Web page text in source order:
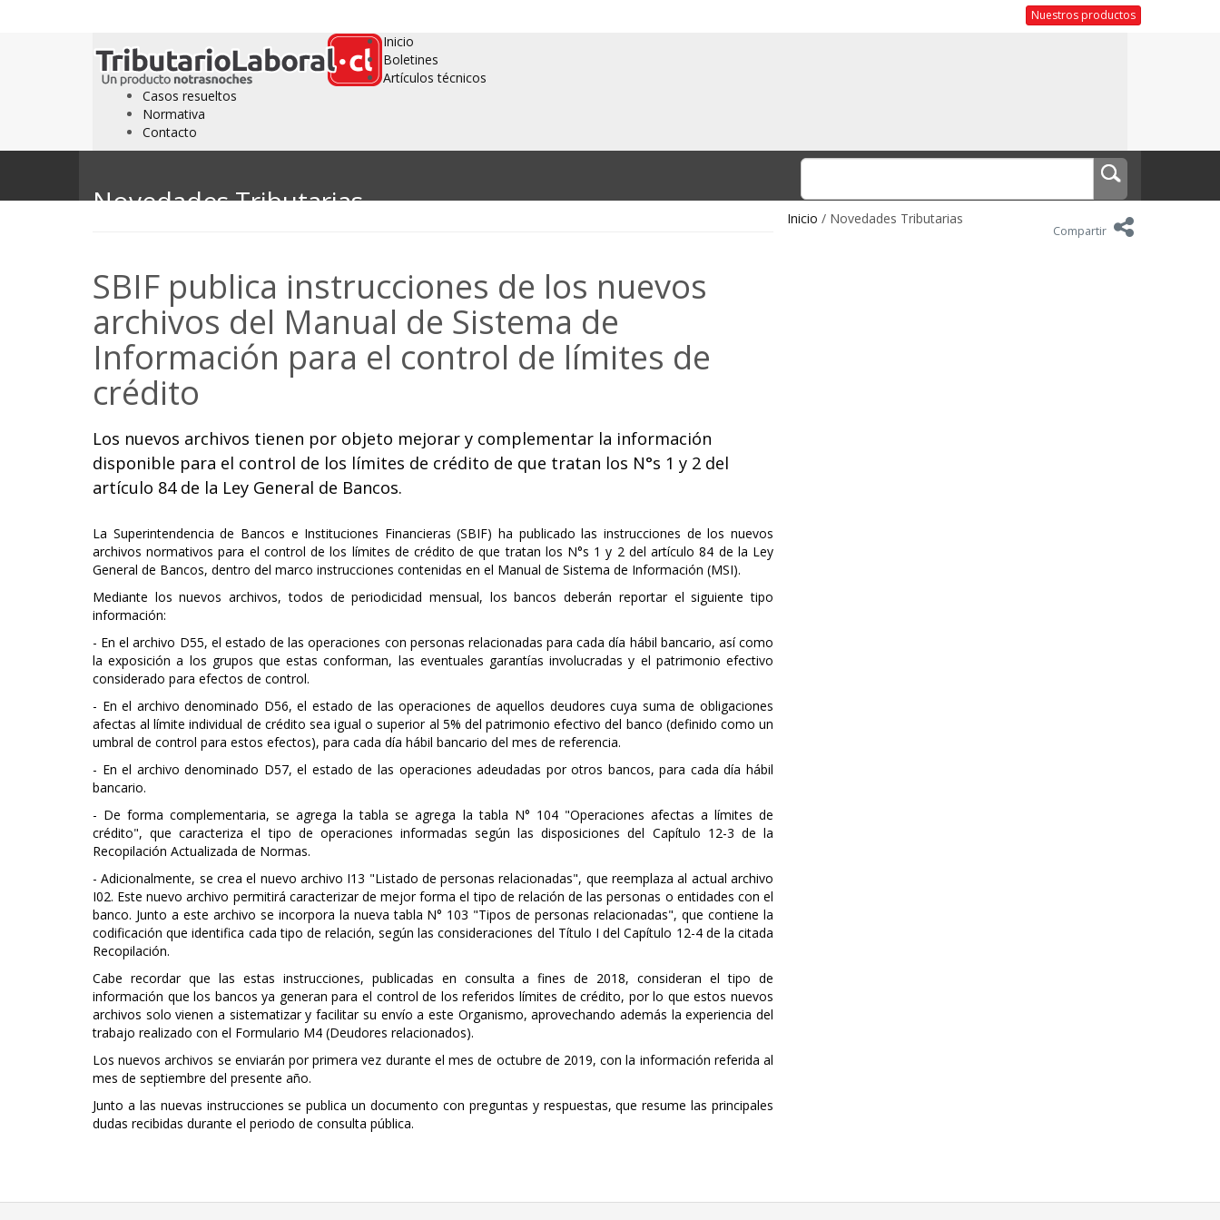
Nuestros productos
Inicio
Boletines
Artículos técnicos
Casos resueltos
Normativa
Contacto
Novedades Tributarias
Inicio / Novedades Tributarias
Compartir
SBIF publica instrucciones de los nuevos
archivos del Manual de Sistema de
Información para el control de límites de
crédito
Los nuevos archivos tienen por objeto mejorar y complementar la información
disponible para el control de los límites de crédito de que tratan los N°s 1 y 2 del
artículo 84 de la Ley General de Bancos.
La Superintendencia de Bancos e Instituciones Financieras (SBIF) ha publicado las instrucciones de los nuevos
archivos normativos para el control de los límites de crédito de que tratan los N°s 1 y 2 del artículo 84 de la Ley
General de Bancos, dentro del marco instrucciones contenidas en el Manual de Sistema de Información (MSI).
Mediante los nuevos archivos, todos de periodicidad mensual, los bancos deberán reportar el siguiente tipo
información:
- En el archivo D55, el estado de las operaciones con personas relacionadas para cada día hábil bancario, así como
la exposición a los grupos que estas conforman, las eventuales garantías involucradas y el patrimonio efectivo
considerado para efectos de control.
- En el archivo denominado D56, el estado de las operaciones de aquellos deudores cuya suma de obligaciones
afectas al límite individual de crédito sea igual o superior al 5% del patrimonio efectivo del banco (definido como un
umbral de control para estos efectos), para cada día hábil bancario del mes de referencia.
- En el archivo denominado D57, el estado de las operaciones adeudadas por otros bancos, para cada día hábil
bancario.
- De forma complementaria, se agrega la tabla se agrega la tabla N° 104 "Operaciones afectas a límites de
crédito", que caracteriza el tipo de operaciones informadas según las disposiciones del Capítulo 12-3 de la
Recopilación Actualizada de Normas.
- Adicionalmente, se crea el nuevo archivo I13 "Listado de personas relacionadas", que reemplaza al actual archivo
I02. Este nuevo archivo permitirá caracterizar de mejor forma el tipo de relación de las personas o entidades con el
banco. Junto a este archivo se incorpora la nueva tabla N° 103 "Tipos de personas relacionadas", que contiene la
codificación que identifica cada tipo de relación, según las consideraciones del Título I del Capítulo 12-4 de la citada
Recopilación.
Cabe recordar que las estas instrucciones, publicadas en consulta a fines de 2018, consideran el tipo de
información que los bancos ya generan para el control de los referidos límites de crédito, por lo que estos nuevos
archivos solo vienen a sistematizar y facilitar su envío a este Organismo, aprovechando además la experiencia del
trabajo realizado con el Formulario M4 (Deudores relacionados).
Los nuevos archivos se enviarán por primera vez durante el mes de octubre de 2019, con la información referida al
mes de septiembre del presente año.
Junto a las nuevas instrucciones se publica un documento con preguntas y respuestas, que resume las principales
dudas recibidas durante el periodo de consulta pública.